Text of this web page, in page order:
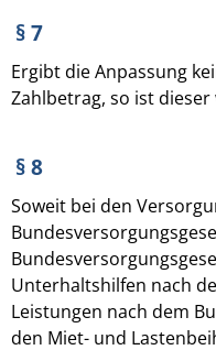
§ 7
Ergibt die Anpassung
Zahlbetrag, so ist
§ 8
Soweit bei den
Unterhaltshilfen nach
Leistungen nach dem
den Miet- und